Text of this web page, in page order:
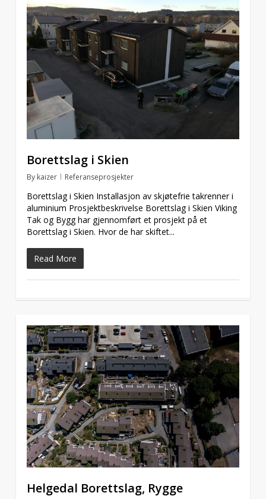
Borettslag i Skien
By kaizer Referanseprosjekter
Borettslag i Skien Installasjon av skjøtefrie takrenner i
aluminium Prosjektbeskrivelse Borettslag i Skien Viking
Tak og Bygg har gjennomført et prosjekt på et
Borettslag i Skien. Hvor de har skiftet...
Read More
Helgedal Borettslag, Rygge